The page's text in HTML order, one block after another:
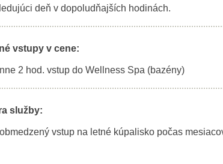
deň v dopoludňajších hodinách.
vstupy v cene:
2 hod. vstup do Wellness Spa (bazény)
služby:
vstup na letné kúpalisko počas